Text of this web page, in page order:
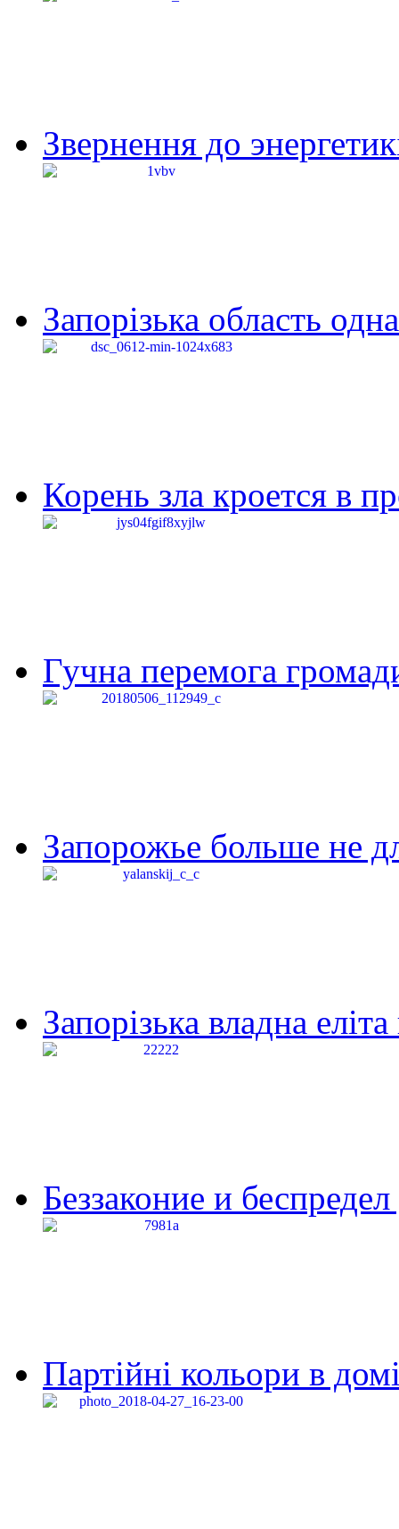
Звернення до
Запорізька область
Корень зла кроется в
Гучна перемога
Запорожье больше не
Запорізька владна
Беззаконие и
Партійні кольори в